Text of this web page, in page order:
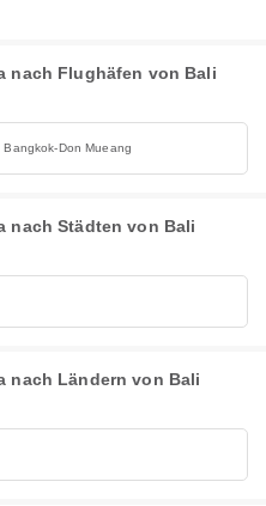
nach Flughäfen von Bali
Don Mueang
nach Städten von Bali
nach Ländern von Bali